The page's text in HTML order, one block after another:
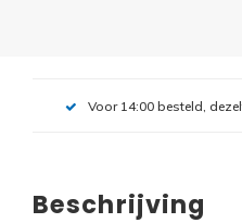
Voor 14:00 besteld,
Beschrijving